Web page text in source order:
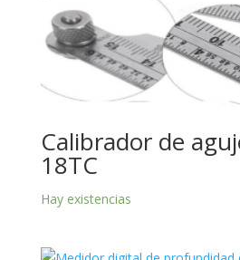
Calibrador de
18TC
Hay existencias